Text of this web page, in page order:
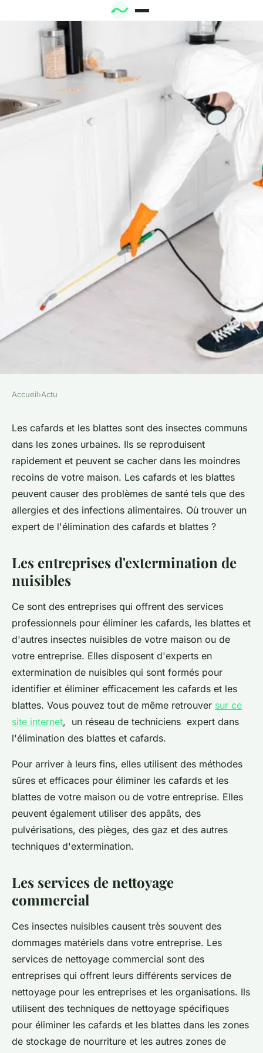
Où trouver un expert de
l'élimination des cafards et
blattes ?
colette•25 mars 2023 •2 min de lecture
Accueil›Actu
Les cafards et les blattes sont des insectes communs
dans les zones urbaines. Ils se reproduisent
rapidement et peuvent se cacher dans les moindres
recoins de votre maison. Les cafards et les blattes
peuvent causer des problèmes de santé tels que des
allergies et des infections alimentaires. Où trouver un
expert de l'élimination des cafards et blattes ?
Les entreprises d'extermination de
nuisibles
Ce sont des entreprises qui offrent des services
professionnels pour éliminer les cafards, les blattes et
d'autres insectes nuisibles de votre maison ou de
votre entreprise. Elles disposent d'experts en
extermination de nuisibles qui sont formés pour
identifier et éliminer efficacement les cafards et les
blattes. Vous pouvez tout de même retrouver sur ce
site internet, un réseau de techniciens expert dans
l'élimination des blattes et cafards.
Pour arriver à leurs fins, elles utilisent des méthodes
sûres et efficaces pour éliminer les cafards et les
blattes de votre maison ou de votre entreprise. Elles
peuvent également utiliser des appâts, des
pulvérisations, des pièges, des gaz et des autres
techniques d'extermination.
Les services de nettoyage
commercial
Ces insectes nuisibles causent très souvent des
dommages matériels dans votre entreprise. Les
services de nettoyage commercial sont des
entreprises qui offrent leurs différents services de
nettoyage pour les entreprises et les organisations. Ils
utilisent des techniques de nettoyage spécifiques
pour éliminer les cafards et les blattes dans les zones
de stockage de nourriture et les autres zones de